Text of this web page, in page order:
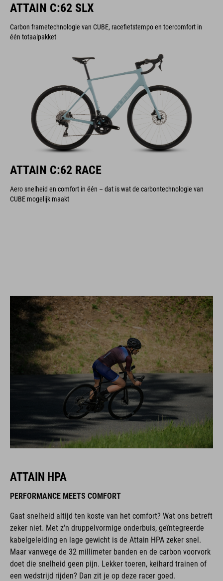
ATTAIN C:62 SLX
Carbon frametechnologie van CUBE, racefietstempo en toercomfort in
één totaalpakket
ATTAIN C:62 RACE
Aero snelheid en comfort in één – dat is wat de carbontechnologie van
CUBE mogelijk maakt
ATTAIN HPA
PERFORMANCE MEETS COMFORT
Gaat snelheid altijd ten koste van het comfort? Wat ons betreft
zeker niet. Met z'n druppelvormige onderbuis, geïntegreerde
kabelgeleiding en lage gewicht is de Attain HPA zeker snel.
Maar vanwege de 32 millimeter banden en de carbon voorvork
doet die snelheid geen pijn. Lekker toeren, keihard trainen of
een wedstrijd rijden? Dan zit je op deze racer goed.